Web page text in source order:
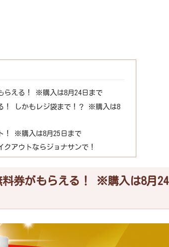
らえる！ ※購入は8月24日まで
！ しかもレジ袋まで！？ ※購入は8
！ ※購入は8月25日まで
クアウトならジョナサンで！
料券がもらえる！ ※購入は8月24